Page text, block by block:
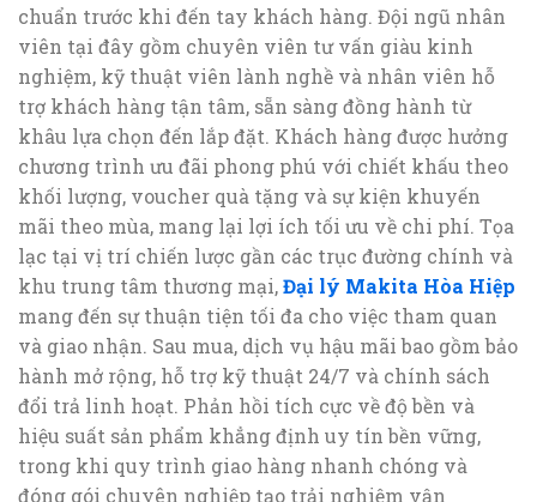
chuẩn trước khi đến tay khách hàng. Đội ngũ nhân
viên tại đây gồm chuyên viên tư vấn giàu kinh
nghiệm, kỹ thuật viên lành nghề và nhân viên hỗ
trợ khách hàng tận tâm, sẵn sàng đồng hành từ
khâu lựa chọn đến lắp đặt. Khách hàng được hưởng
chương trình ưu đãi phong phú với chiết khấu theo
khối lượng, voucher quà tặng và sự kiện khuyến
mãi theo mùa, mang lại lợi ích tối ưu về chi phí. Tọa
lạc tại vị trí chiến lược gần các trục đường chính và
khu trung tâm thương mại,Đại lý Makita Hòa Hiệp
mang đến sự thuận tiện tối đa cho việc tham quan
và giao nhận. Sau mua, dịch vụ hậu mãi bao gồm bảo
hành mở rộng, hỗ trợ kỹ thuật 24/7 và chính sách
đổi trả linh hoạt. Phản hồi tích cực về độ bền và
hiệu suất sản phẩm khẳng định uy tín bền vững,
trong khi quy trình giao hàng nhanh chóng và
đóng gói chuyên nghiệp tạo trải nghiệm vận